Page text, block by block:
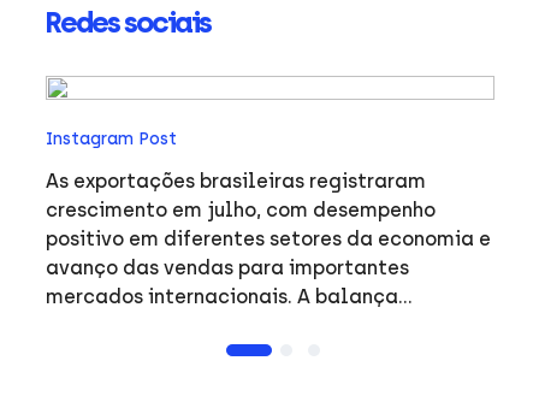
Redes sociais
Instagram Post
As exportações brasileiras registraram
crescimento em julho, com desempenho
positivo em diferentes setores da economia e
avanço das vendas para importantes
mercados internacionais. A balança
comércio exterior brasileiro e o desempenho